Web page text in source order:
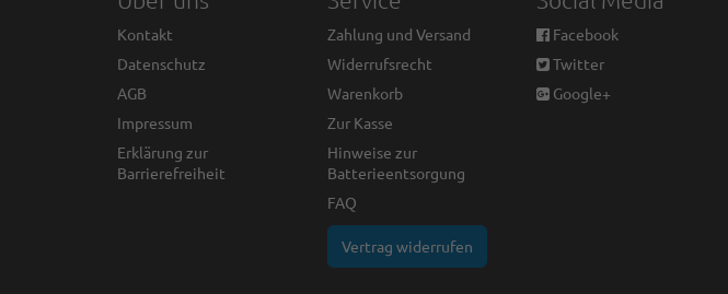
Kontakt
Datenschutz
AGB
Impressum
Erklärung zur
Barrierefreiheit
Zahlung und Versand
Widerrufsrecht
Warenkorb
Zur Kasse
Hinweise zur
Batterieentsorgung
FAQ
Vertrag widerrufen
Facebook
Twitter
Google+